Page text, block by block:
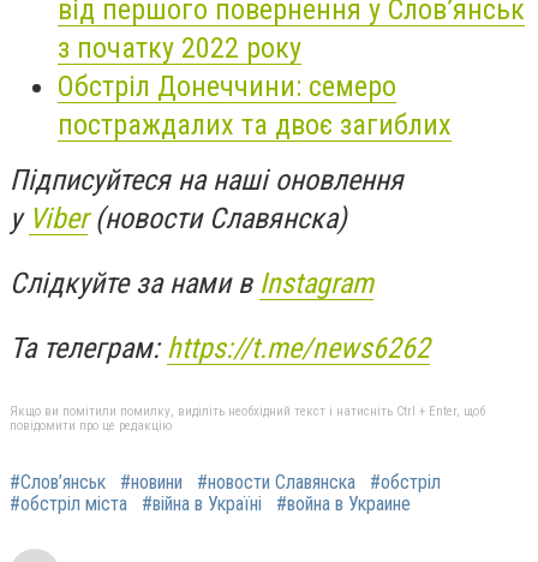
від першого повернення у Слов’янськ
з початку 2022 року
Обстріл Донеччини: семеро
постраждалих та двоє загиблих
Підписуйтеся на наші оновлення
у Viber(новости Славянска)
Слідкуйте за нами в Instagram
Та телеграм: https://t.me/news6262
Якщо ви помітили помилку, виділіть необхідний текст і натисніть Ctrl + Enter, щоб
повідомити про це редакцію
#Слов’янськ #новини #новости Славянска
#обстріл
#обстріл міста
#війна в Україні #война в Украине